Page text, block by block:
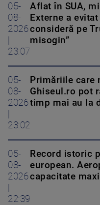
05-
08-
2026
23:07
Aflat în SUA,
Externe a
consideră pe
misogin”
05-
08-
2026
23:02
Primăriile care
Ghiseul.ro pot
timp mai au la
05-
08-
2026
22:39
Record istoric
european.
capacitate